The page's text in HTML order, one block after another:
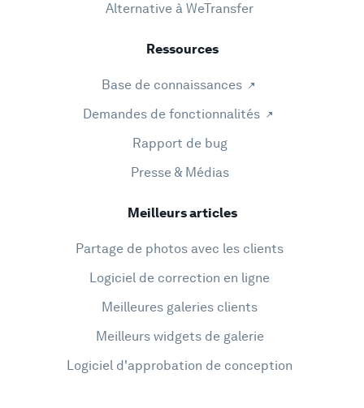
Alternative à WeTransfer
Ressources
Base de connaissances
Demandes de fonctionnalités
Rapport de bug
Presse & Médias
Meilleurs articles
Partage de photos avec les clients
Logiciel de correction en ligne
Meilleures galeries clients
Meilleurs widgets de galerie
Logiciel d'approbation de conception